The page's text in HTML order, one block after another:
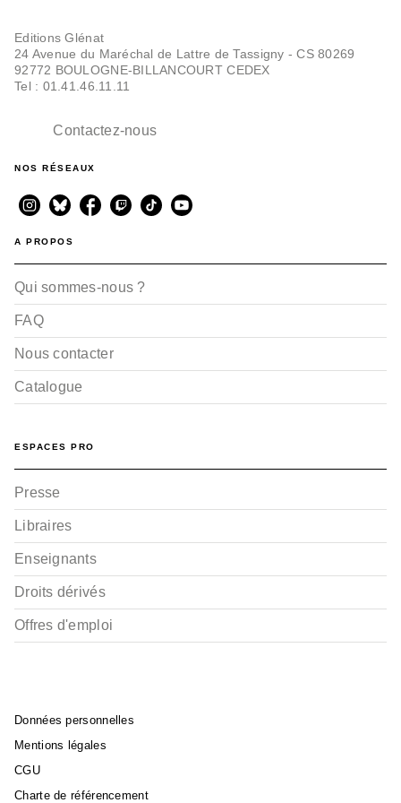
Editions Glénat
24 Avenue du Maréchal de Lattre de Tassigny - CS 80269
92772 BOULOGNE-BILLANCOURT CEDEX
Tel : 01.41.46.11.11
Contactez-nous
NOS RÉSEAUX
A PROPOS
Qui sommes-nous ?
FAQ
Nous contacter
Catalogue
ESPACES PRO
Presse
Libraires
Enseignants
Droits dérivés
Offres d'emploi
Données personnelles
Mentions légales
CGU
Charte de référencement